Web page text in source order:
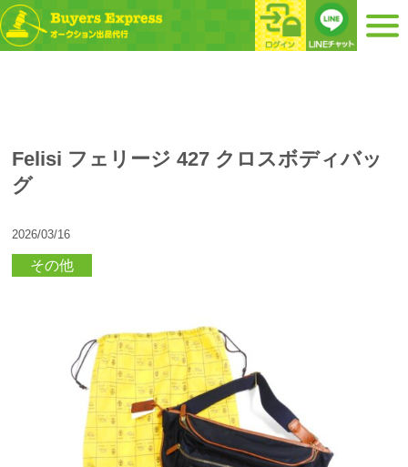
Felisi フェリージ 427 クロスボディバッ
グ
2026/03/16
その他